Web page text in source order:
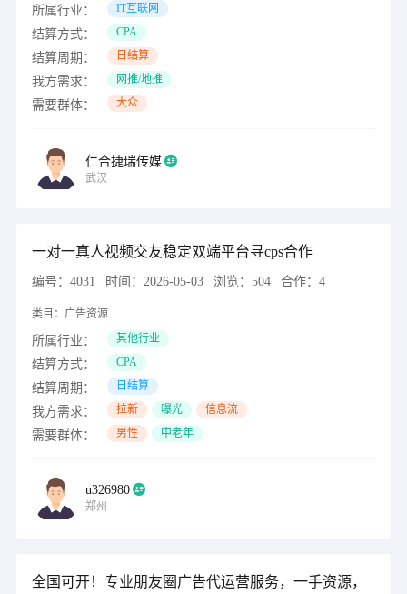
所属行业： IT互联网
结算方式： CPA
结算周期： 日结算
我方需求： 网推/地推
需要群体： 大众
仁合捷瑞传媒
武汉
一对一真人视频交友稳定双端平台寻cps合作
编号： 4031 时间： 2026-05-03 浏览： 504 合作： 4
类目： 广告资源
所属行业： 其他行业
结算方式： CPA
结算周期： 日结算
我方需求： 拉新 曝光 信息流
需要群体： 男性 中老年
u326980
郑州
全国可开！专业朋友圈广告代运营服务，一手资源，